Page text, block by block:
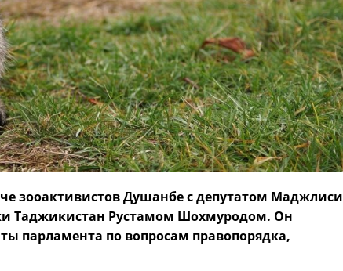
зооактивистов Душанбе с депутатом Маджлиси
Таджикистан Рустамом Шохмуродом. Он
парламента по вопросам правопорядка,